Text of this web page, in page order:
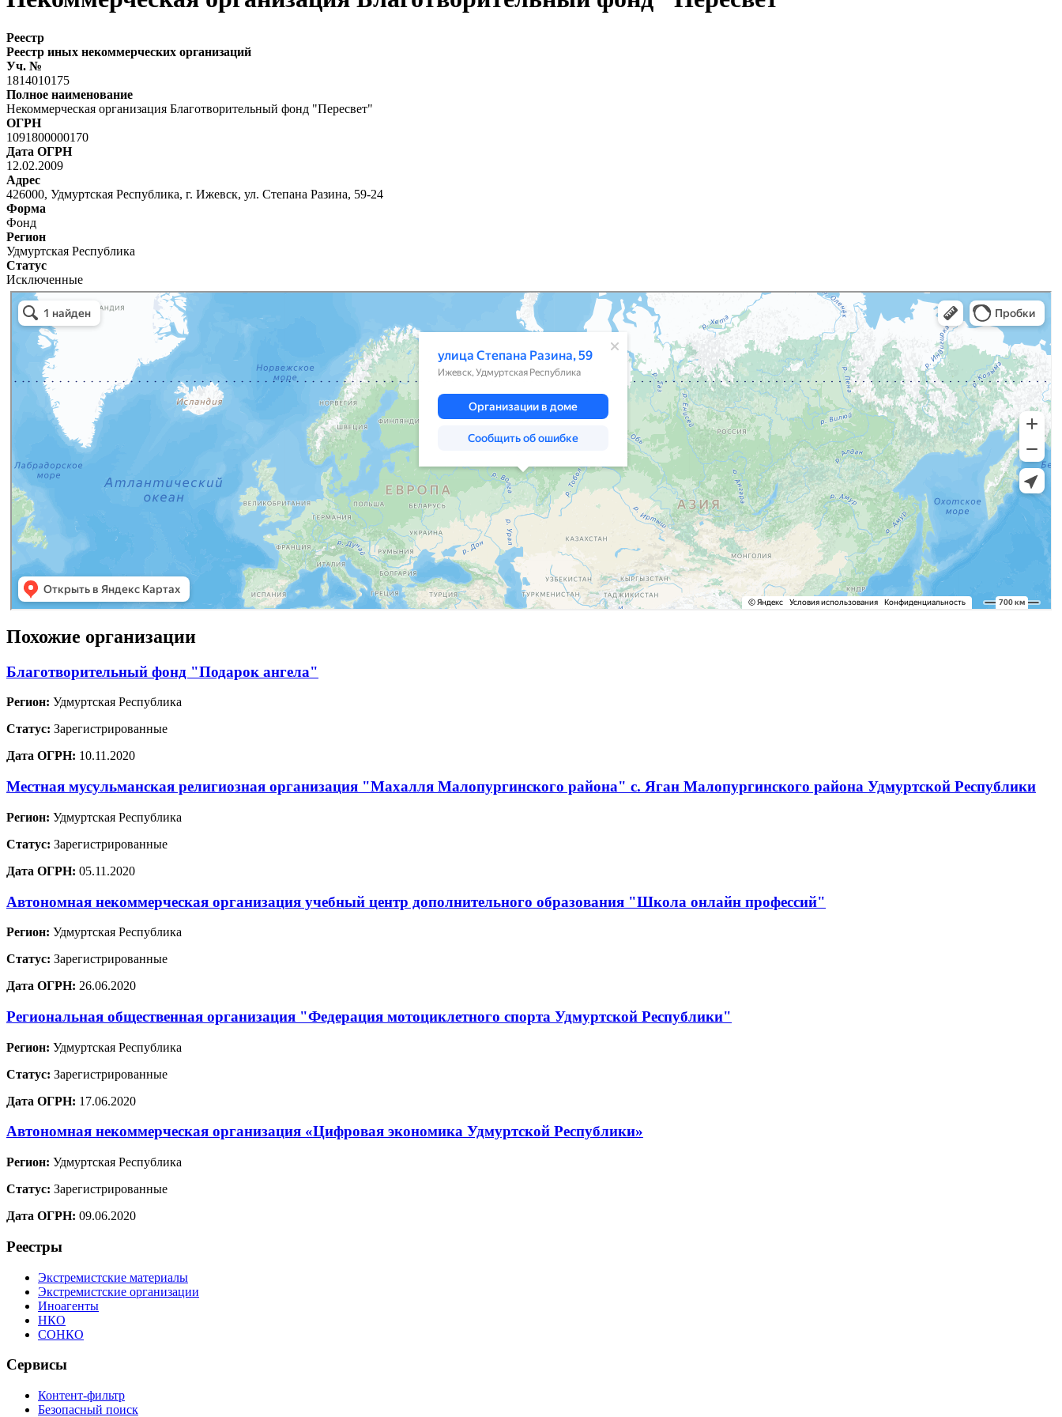
Реестр
Реестр иных некоммерческих организаций
Уч. №
1814010175
Полное наименование
Некоммерческая организация Благотворительный фонд "Пересвет"
ОГРН
1091800000170
Дата ОГРН
12.02.2009
Адрес
426000, Удмуртская Республика, г. Ижевск, ул. Степана Разина, 59-24
Форма
Фонд
Регион
Удмуртская Республика
Статус
Исключенные
Похожие организации
Благотворительный фонд "Подарок ангела"
Регион: Удмуртская Республика
Статус: Зарегистрированные
Дата ОГРН: 10.11.2020
Местная мусульманская религиозная организация "Махалля Малопургинского района" с. Яган Малопургинского района Удмуртской Республики
Регион: Удмуртская Республика
Статус: Зарегистрированные
Дата ОГРН: 05.11.2020
Автономная некоммерческая организация учебный центр дополнительного образования "Школа онлайн профессий"
Регион: Удмуртская Республика
Статус: Зарегистрированные
Дата ОГРН: 26.06.2020
Региональная общественная организация "Федерация мотоциклетного спорта Удмуртской Республики"
Регион: Удмуртская Республика
Статус: Зарегистрированные
Дата ОГРН: 17.06.2020
Автономная некоммерческая организация «Цифровая экономика Удмуртской Республики»
Регион: Удмуртская Республика
Статус: Зарегистрированные
Дата ОГРН: 09.06.2020
Реестры
Экстремистские материалы
Экстремистские организации
Иноагенты
НКО
СОНКО
Сервисы
Контент-фильтр
Безопасный поиск